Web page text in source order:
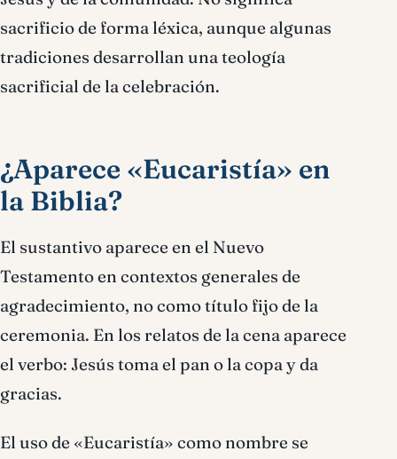
sacrificio de forma léxica, aunque algunas
tradiciones desarrollan una teología
sacrificial de la celebración.
¿Aparece «Eucaristía» en
la Biblia?
El sustantivo aparece en el Nuevo
Testamento en contextos generales de
agradecimiento, no como título fijo de la
ceremonia. En los relatos de la cena aparece
el verbo: Jesús toma el pan o la copa y da
gracias.
El uso de «Eucaristía» como nombre se